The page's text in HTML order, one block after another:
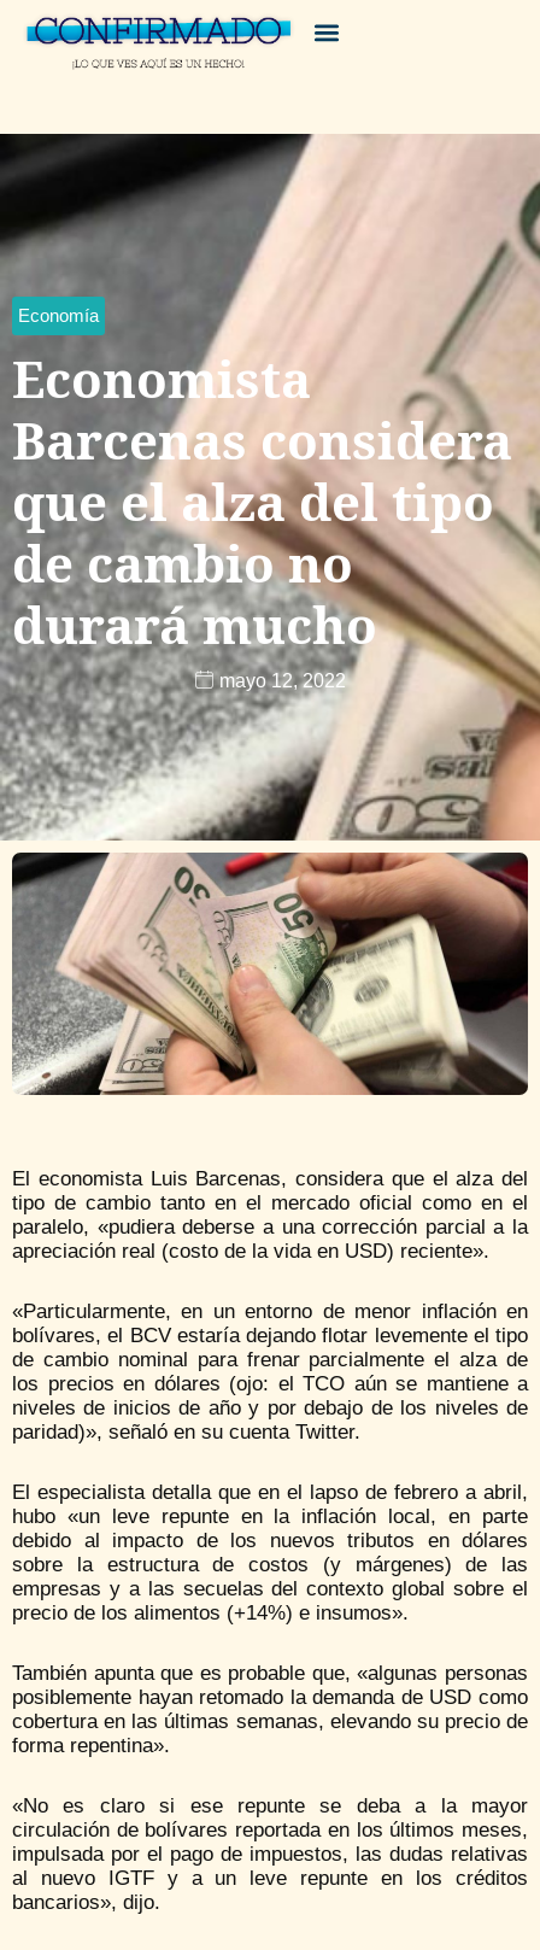
Economía
Economista
Barcenas considera
que el alza del tipo
de cambio no
durará mucho
mayo 12, 2022
El economista Luis Barcenas, considera que el alza del
tipo de cambio tanto en el mercado oficial como en el
paralelo, «pudiera deberse a una corrección parcial a la
apreciación real (costo de la vida en USD) reciente».
«Particularmente, en un entorno de menor inflación en
bolívares, el BCV estaría dejando flotar levemente el tipo
de cambio nominal para frenar parcialmente el alza de
los precios en dólares (ojo: el TCO aún se mantiene a
niveles de inicios de año y por debajo de los niveles de
paridad)», señaló en su cuenta Twitter.
El especialista detalla que en el lapso de febrero a abril,
hubo «un leve repunte en la inflación local, en parte
debido al impacto de los nuevos tributos en dólares
sobre la estructura de costos (y márgenes) de las
empresas y a las secuelas del contexto global sobre el
precio de los alimentos (+14%) e insumos».
También apunta que es probable que, «algunas personas
posiblemente hayan retomado la demanda de USD como
cobertura en las últimas semanas, elevando su precio de
forma repentina».
«No es claro si ese repunte se deba a la mayor
circulación de bolívares reportada en los últimos meses,
impulsada por el pago de impuestos, las dudas relativas
al nuevo IGTF y a un leve repunte en los créditos
bancarios», dijo.